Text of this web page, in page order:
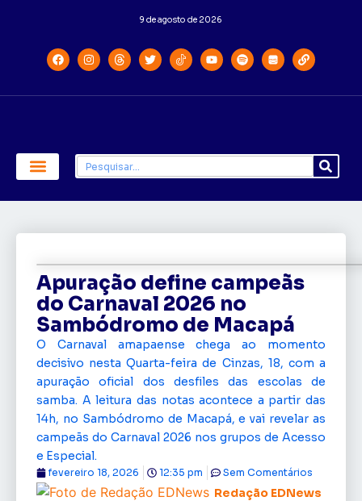
9 de agosto de 2026
Apuração define campeãs
do Carnaval 2026 no
Sambódromo de Macapá
O Carnaval amapaense chega ao momento
decisivo nesta Quarta-feira de Cinzas, 18, com a
apuração oficial dos desfiles das escolas de
samba. A leitura das notas acontece a partir das
14h, no Sambódromo de Macapá, e vai revelar as
campeãs do Carnaval 2026 nos grupos de Acesso
e Especial.
Redação EDNews
fevereiro 18, 2026 12:35 pm Sem Comentários